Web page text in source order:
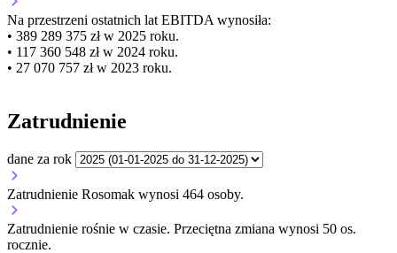
Na przestrzeni ostatnich lat EBITDA wynosiła:
• 389 289 375 zł w 2025 roku.
• 117 360 548 zł w 2024 roku.
• 27 070 757 zł w 2023 roku.
Zatrudnienie
dane za rok
Zatrudnienie Rosomak wynosi 464 osoby.
Zatrudnienie rośnie w czasie. Przeciętna zmiana wynosi 50 os.
rocznie.